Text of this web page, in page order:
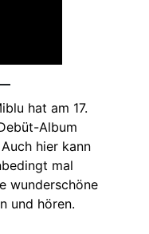
hat am 17.
Album
hier kann
mal
wunderschöne
und hören.